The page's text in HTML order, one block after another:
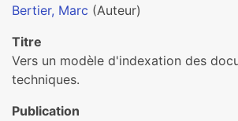
Bertier, Marc (Auteur)
Titre
Vers un modèle d'indexation des
techniques.
Publication